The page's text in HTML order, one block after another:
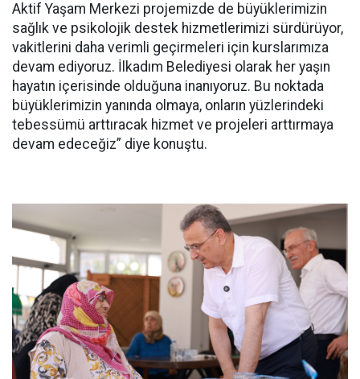
Aktif Yaşam Merkezi projemizde de büyüklerimizin
sağlık ve psikolojik destek hizmetlerimizi sürdürüyor,
vakitlerini daha verimli geçirmeleri için kurslarımıza
devam ediyoruz. İlkadım Belediyesi olarak her yaşın
hayatın içerisinde olduğuna inanıyoruz. Bu noktada
büyüklerimizin yanında olmaya, onların yüzlerindeki
tebessümü arttıracak hizmet ve projeleri arttırmaya
devam edeceğiz” diye konuştu.